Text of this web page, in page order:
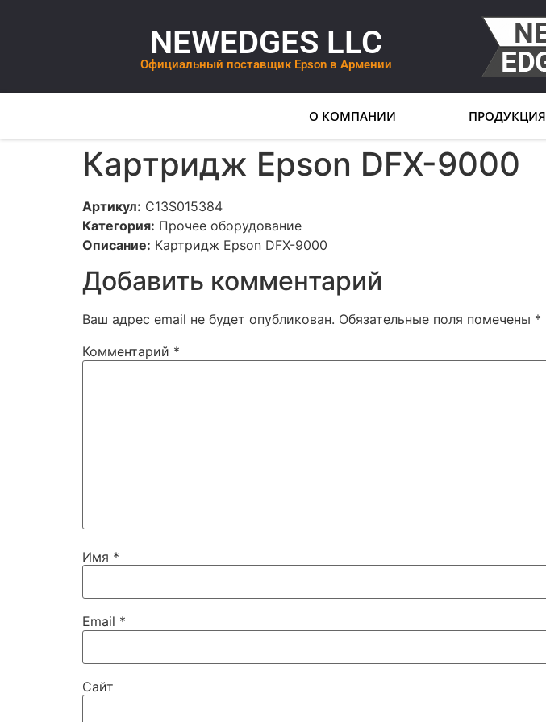
NEWEDGES LLC
Официальный поставщик Epson в Армении
О КОМПАНИИ ПРОДУКЦИЯ
Картридж Epson DFX-9000
Артикул: C13S015384
Категория: Прочее оборудование
Описание: Картридж Epson DFX-9000
Добавить комментарий
Ваш адрес email не будет опубликован. Обязательные поля помечены *
Комментарий *
Имя *
Email *
Сайт